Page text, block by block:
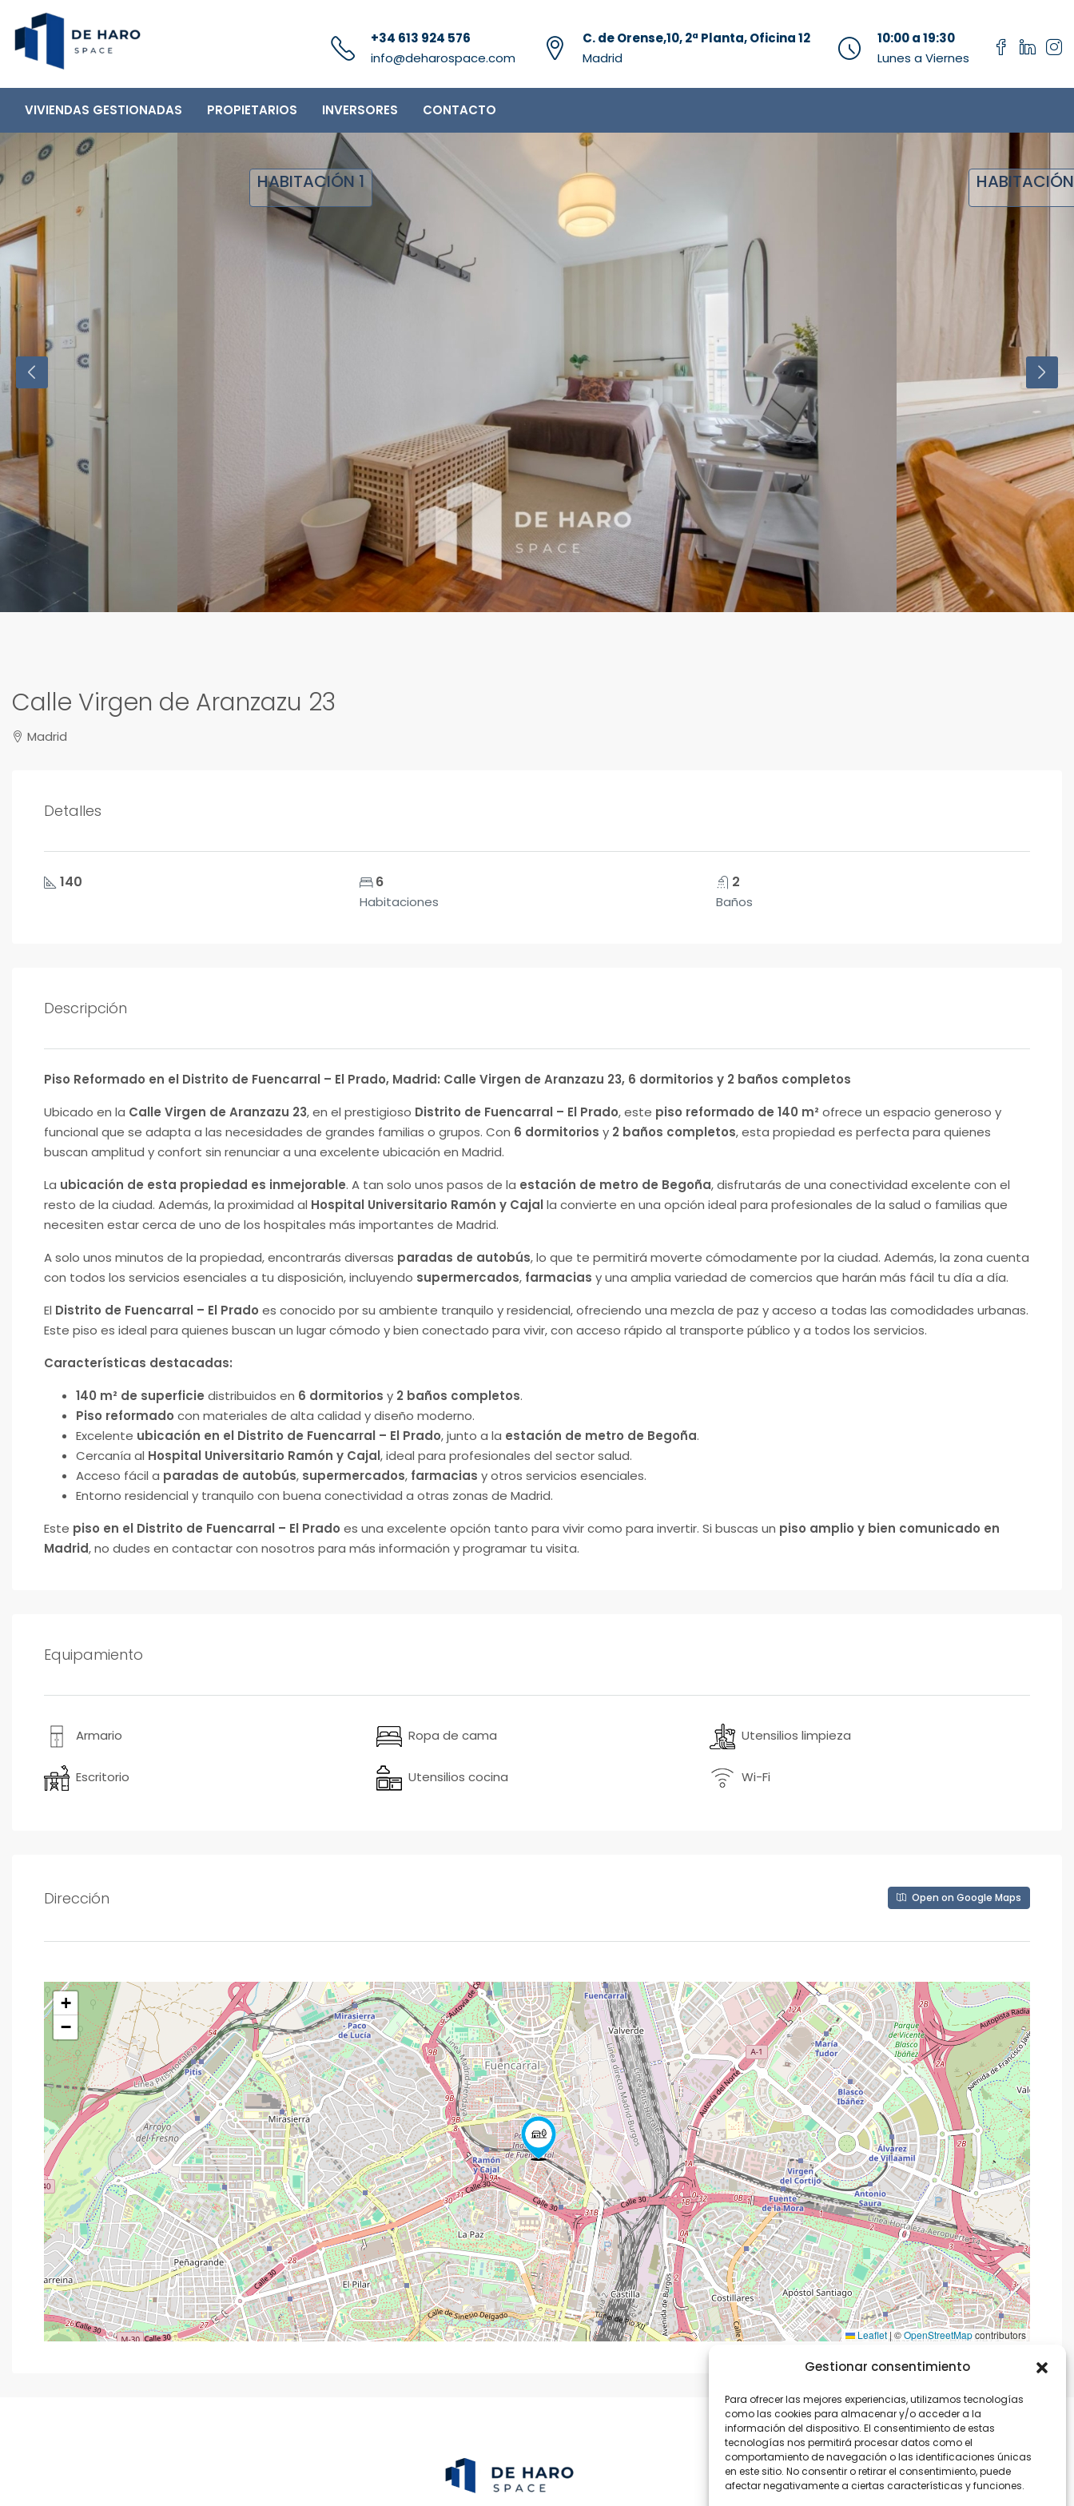
Gestionar consentimiento
Para ofrecer las mejores experiencias, utilizamos tecnologías
como las cookies para almacenar y/o acceder a la
información del dispositivo. El consentimiento de estas
tecnologías nos permitirá procesar datos como el
comportamiento de navegación o las identificaciones únicas
en este sitio. No consentir o retirar el consentimiento, puede
afectar negativamente a ciertas características y funciones.
+34 613 924 576
info@deharospace.com
C. de Orense,10, 2ª Planta, Oficina 12
Madrid
10:00 a 19:30
Lunes a Viernes
VIVIENDAS GESTIONADAS PROPIETARIOS INVERSORES CONTACTO
HABITACIÓN 1
Calle Virgen de Aranzazu 23
Madrid
Detalles
140 6
Habitaciones
2
Baños
Descripción
Piso Reformado en el Distrito de Fuencarral – El Prado, Madrid: Calle Virgen de Aranzazu 23, 6 dormitorios y 2 baños completos
Ubicado en la Calle Virgen de Aranzazu 23, en el prestigioso Distrito de Fuencarral – El Prado, este piso reformado de 140 m² ofrece un espacio generoso y
funcional que se adapta a las necesidades de grandes familias o grupos. Con 6 dormitorios y 2 baños completos, esta propiedad es perfecta para quienes
buscan amplitud y confort sin renunciar a una excelente ubicación en Madrid.
La ubicación de esta propiedad es inmejorable. A tan solo unos pasos de la estación de metro de Begoña, disfrutarás de una conectividad excelente con el
resto de la ciudad. Además, la proximidad al Hospital Universitario Ramón y Cajalla convierte en una opción ideal para profesionales de la salud o familias que
necesiten estar cerca de uno de los hospitales más importantes de Madrid.
A solo unos minutos de la propiedad, encontrarás diversas paradas de autobús, lo que te permitirá moverte cómodamente por la ciudad. Además, la zona cuenta
con todos los servicios esenciales a tu disposición, incluyendo supermercados, farmacias y una amplia variedad de comercios que harán más fácil tu día a día.
El Distrito de Fuencarral – El Prado es conocido por su ambiente tranquilo y residencial, ofreciendo una mezcla de paz y acceso a todas las comodidades urbanas.
Este piso es ideal para quienes buscan un lugar cómodo y bien conectado para vivir, con acceso rápido al transporte público y a todos los servicios.
Características destacadas:
140 m² de superficie distribuidos en 6 dormitorios y 2 baños completos.
Piso reformado con materiales de alta calidad y diseño moderno.
Excelente ubicación en el Distrito de Fuencarral – El Prado, junto a la estación de metro de Begoña.
Cercanía al Hospital Universitario Ramón y Cajal, ideal para profesionales del sector salud.
Acceso fácil a paradas de autobús, supermercados, farmacias y otros servicios esenciales.
Entorno residencial y tranquilo con buena conectividad a otras zonas de Madrid.
Este piso en el Distrito de Fuencarral – El Prado es una excelente opción tanto para vivir como para invertir. Si buscas un piso amplio y bien comunicado en
Madrid, no dudes en contactar con nosotros para más información y programar tu visita.
Equipamiento
Armario
Escritorio
Ropa de cama
Utensilios cocina
Utensilios limpieza
Wi-Fi
Dirección Open on Google Maps
+
−
Leaflet | ©OpenStreetMapcontributors